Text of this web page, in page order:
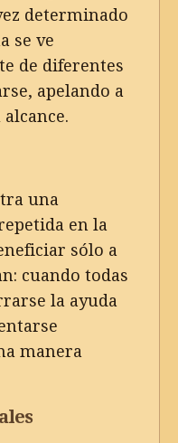
determinado
se ve
de diferentes
apelando a
una
en la
sólo a
cuando todas
la ayuda
manera